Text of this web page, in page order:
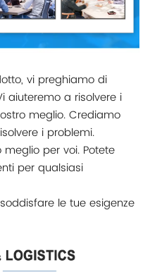
vi preghiamo di
aiuteremo a risolvere i
meglio. Crediamo
i problemi.
per voi. Potete
per qualsiasi
le tue esigenze